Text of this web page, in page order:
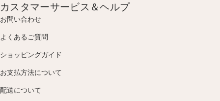
カスタマーサービス＆ヘルプ
お問い合わせ
よくあるご質問
ショッピングガイド
お支払方法について
配送について